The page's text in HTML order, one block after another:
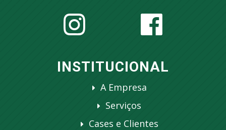
INSTITUCIONAL
A Empresa
Serviços
Cases e Clientes